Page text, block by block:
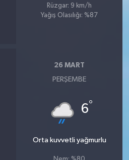
Rüzgar: 9 km/h
Yağış Olasılığı: %87
26 MART
PERŞEMBE
6°
Orta kuvvetli yağmurlu